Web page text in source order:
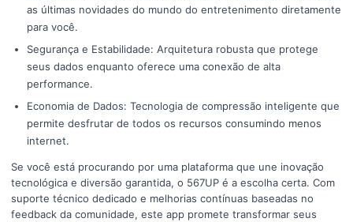
as últimas novidades do mundo do entretenimento diretamente
para você.
Segurança e Estabilidade: Arquitetura robusta que protege
seus dados enquanto oferece uma conexão de alta
performance.
Economia de Dados: Tecnologia de compressão inteligente que
permite desfrutar de todos os recursos consumindo menos
internet.
Se você está procurando por uma plataforma que une inovação
tecnológica e diversão garantida, o 567UP é a escolha certa. Com
suporte técnico dedicado e melhorias contínuas baseadas no
feedback da comunidade, este app promete transformar seus